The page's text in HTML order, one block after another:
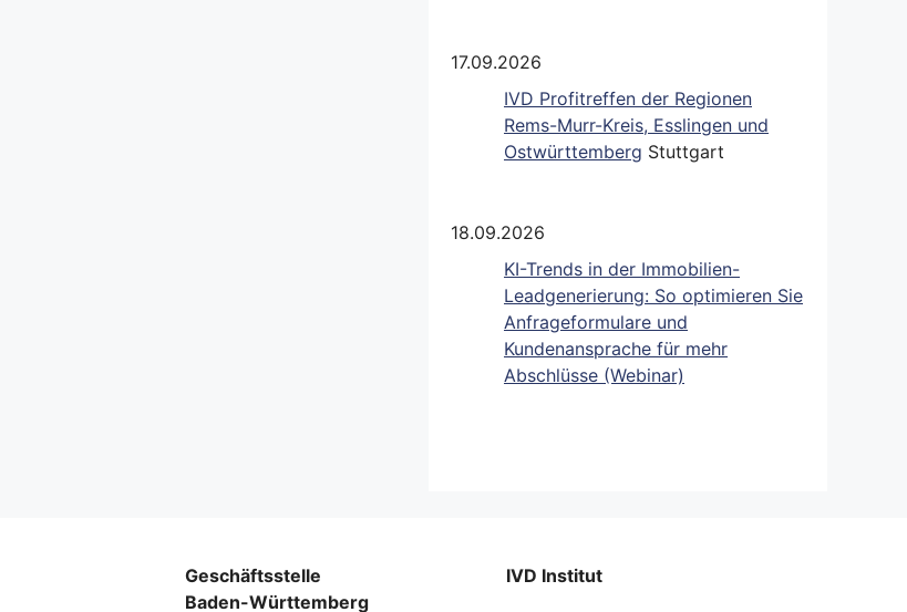
17.09.2026
IVD Profitreffen der Regionen
Rems-Murr-Kreis, Esslingen und
Ostwürttemberg Stuttgart
18.09.2026
KI-Trends in der Immobilien-
Leadgenerierung: So optimieren Sie
Anfrageformulare und
Kundenansprache für mehr
Abschlüsse (Webinar)
Geschäftsstelle
Baden-Württemberg
IVD Institut